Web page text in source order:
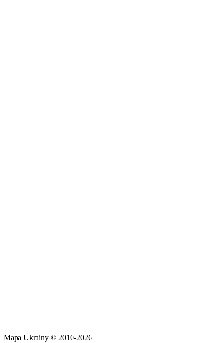
Mapa Ukrainy © 2010-2026